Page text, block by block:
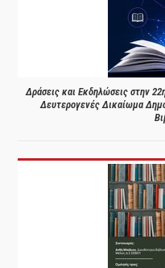
Δράσεις και Εκδηλώσεις στην
Δευτερογενές Δικαίωμα